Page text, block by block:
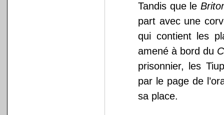
Tandis que le
part avec une
qui contient les
amené à bord du
prisonnier, les
par le page de
sa place.